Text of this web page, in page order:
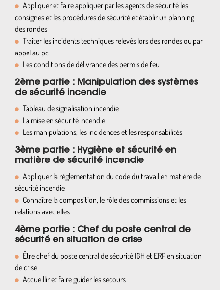
Appliquer et faire appliquer par les agents de sécurité les
consignes et les procédures de sécurité et établir un planning
des rondes
Traiter les incidents techniques relevés lors des rondes ou par
appel au pc
Les conditions de délivrance des permis de feu
2ème partie : Manipulation des systèmes
de sécurité incendie
Tableau de signalisation incendie
La mise en sécurité incendie
Les manipulations, les incidences et les responsabilités
3ème partie : Hygiène et sécurité en
matière de sécurité incendie
Appliquer la réglementation du code du travail en matière de
sécurité incendie
Connaître la composition, le rôle des commissions et les
relations avec elles
4ème partie : Chef du poste central de
sécurité en situation de crise
Être chef du poste central de sécurité IGH et ERP en situation
de crise
Accueillir et faire guider les secours